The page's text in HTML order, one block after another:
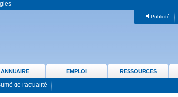
Publicité
ANNUAIRE EMPLOI RESSOURCES
de l'actualité